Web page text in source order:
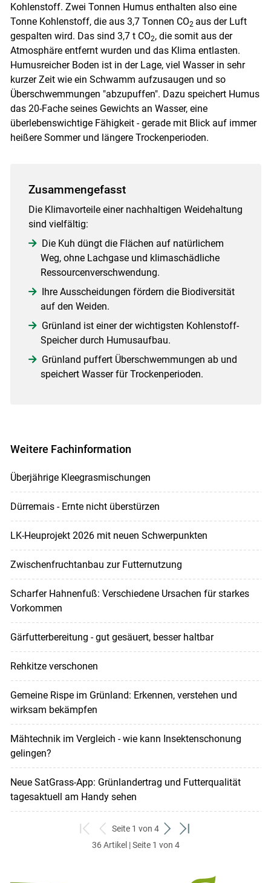
Kohlenstoff. Zwei Tonnen Humus enthalten also eine
Tonne Kohlenstoff, die aus 3,7 Tonnen CO2 aus der Luft
gespalten wird. Das sind 3,7 t CO2, die somit aus der
Atmosphäre entfernt wurden und das Klima entlasten.
Humusreicher Boden ist in der Lage, viel Wasser in sehr
kurzer Zeit wie ein Schwamm aufzusaugen und so
Überschwemmungen "abzupuffen". Dazu speichert Humus
das 20-Fache seines Gewichts an Wasser, eine
überlebenswichtige Fähigkeit - gerade mit Blick auf immer
heißere Sommer und längere Trockenperioden.
Zusammengefasst
Die Klimavorteile einer nachhaltigen Weidehaltung
sind vielfältig:
Die Kuh düngt die Flächen auf natürlichem
Weg, ohne Lachgase und klimaschädliche
Ressourcenverschwendung.
Ihre Ausscheidungen fördern die Biodiversität
auf den Weiden.
Grünland ist einer der wichtigsten Kohlenstoff-
Speicher durch Humusaufbau.
Grünland puffert Überschwemmungen ab und
speichert Wasser für Trockenperioden.
Weitere Fachinformation
Überjährige Kleegrasmischungen
Dürremais - Ernte nicht überstürzen
LK-Heuprojekt 2026 mit neuen Schwerpunkten
Zwischenfruchtanbau zur Futternutzung
Scharfer Hahnenfuß: Verschiedene Ursachen für starkes
Vorkommen
Gärfutterbereitung - gut gesäuert, besser haltbar
Rehkitze verschonen
Gemeine Rispe im Grünland: Erkennen, verstehen und
wirksam bekämpfen
Mähtechnik im Vergleich - wie kann Insektenschonung
gelingen?
Neue SatGrass-App: Grünlandertrag und Futterqualität
tagesaktuell am Handy sehen
zum
ersten
zurück
zum
Seite 1 von 4
weiter
zum
zum
36 Artikel | Seite 1 von 4